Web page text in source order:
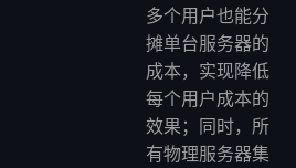
多个用户也能分
摊单台服务器的
成本，实现降低
每个用户成本的
效果；同时，所
有物理服务器集